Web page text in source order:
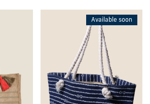
Available soon